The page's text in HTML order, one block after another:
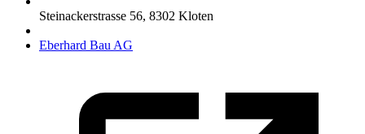
Steinackerstrasse 56, 8302 Kloten
Eberhard Bau AG